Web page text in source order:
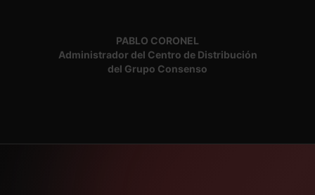
PABLO CORONEL
Administrador del Centro de Distribución
del Grupo Consenso